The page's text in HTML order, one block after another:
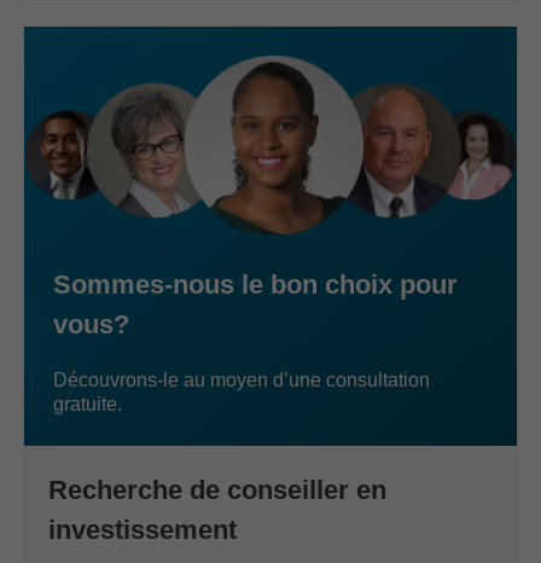
Sommes-nous le bon choix pour
vous?
Découvrons-le au moyen d’une consultation
gratuite.
Recherche de conseiller en
investissement